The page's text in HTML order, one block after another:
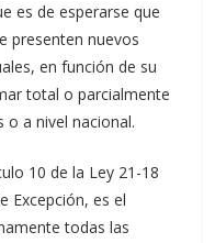
es de esperarse que
presenten nuevos
en función de su
total o parcialmente
o a nivel nacional.
10 de la Ley 21-18
Excepción, es el
todas las